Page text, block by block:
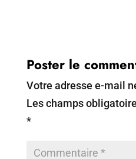
Poster le
Votre adresse e-mail
Les champs
*